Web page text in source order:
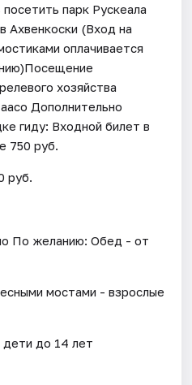
парк Рускеала
Ахвенкоски (Вход на
оплачивается
хозяйства
Дополнительно
гиду: Входной билет в
750 руб.
руб.
По желанию: Обед - от
мостами - взрослые
до 14 лет